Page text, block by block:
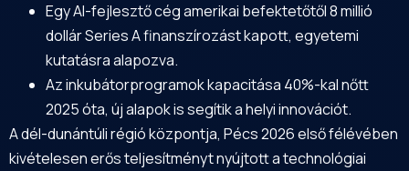
Egy AI-fejlesztő cég amerikai befektetőtől 8 millió
dollár Series A finanszírozást kapott, egyetemi
kutatásra alapozva.
Az inkubátorprogramok kapacitása 40%-kal nőtt
2025 óta, új alapok is segítik a helyi innovációt.
A dél-dunántúli régió központja, Pécs 2026 első félévében
kivételesen erős teljesítményt nyújtott a technológiai